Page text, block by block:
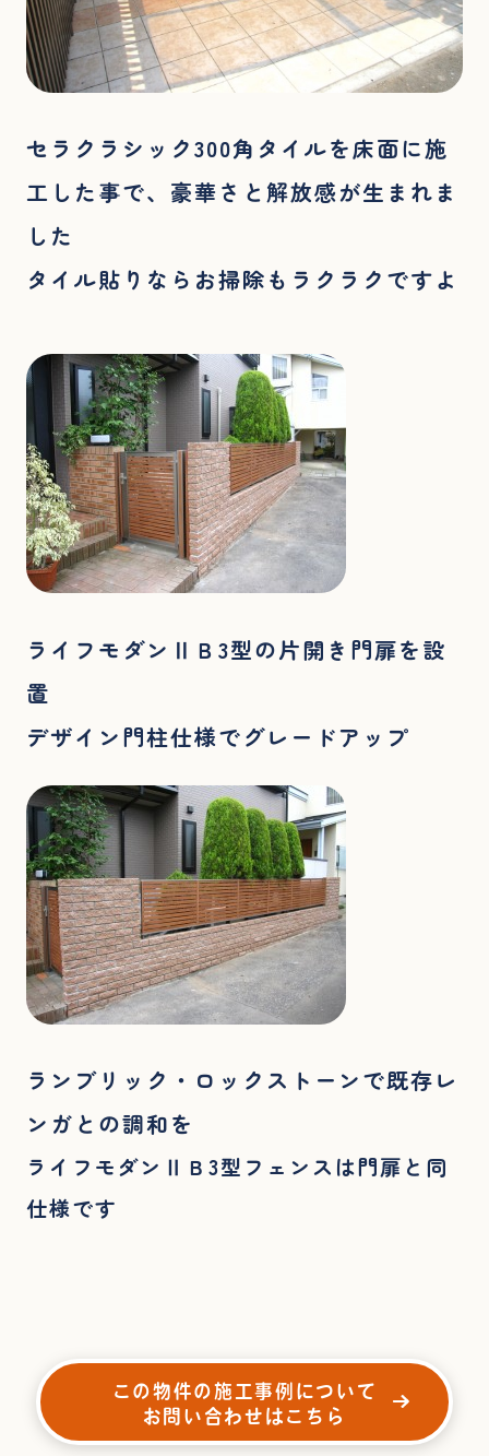
セラクラシック300角タイルを床面に施
工した事で、豪華さと解放感が生まれま
した
タイル貼りならお掃除もラクラクですよ
ライフモダンⅡＢ3型の片開き門扉を設
置
デザイン門柱仕様でグレードアップ
ランブリック・ロックストーンで既存レ
ンガとの調和を
ライフモダンⅡＢ3型フェンスは門扉と同
仕様です
この物件の施工事例について
お問い合わせはこちら